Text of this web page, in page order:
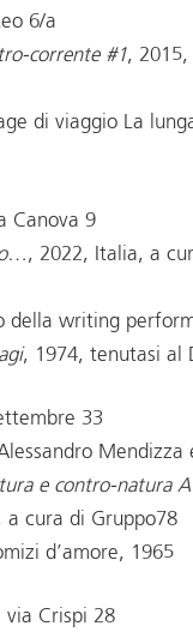
6/a
corrente #1, 2015,
di viaggio La
Canova 9
, 2022, Italia, a
della writing
, 1974, tenutasi al
33
Mendizza
e contro-natura
a cura di Gruppo78
d’amore, 1965
via Crispi 28